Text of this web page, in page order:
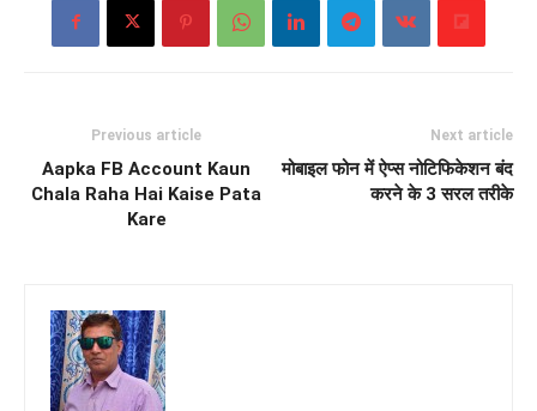
Previous article
Aapka FB Account Kaun
Chala Raha Hai Kaise Pata
Kare
Next article
मोबाइल फोन में ऐप्स नोटिफिकेशन बंद
करने के 3 सरल तरीके